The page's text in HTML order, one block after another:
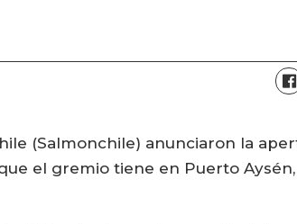
(Salmonchile) anunciaron la
el gremio tiene en Puerto